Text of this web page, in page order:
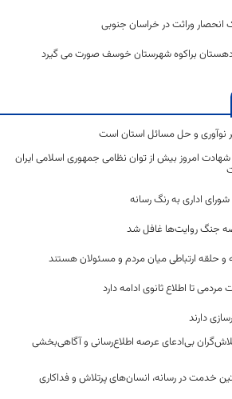
انحصار وراثت در خراسان جنوبی
براکوه شهرستان خوسف صورت می گیرد
نوآوری و حل مسائل استان است
امروز بیش از توان نظامی جمهوری اسلامی ایران
اداری به رنگ رسانه
جنگ روایت‌ها غافل شد
حلقه ارتباطی میان مردم و مسئولان هستند
تا اطلاع ثانوی ادامه دارد
دارند
بی‌ادعای عرصه اطلاع‌رسانی و آگاهی‌بخشی
خدمت در رسانه، انسان‌های پرتلاش و فداکاری